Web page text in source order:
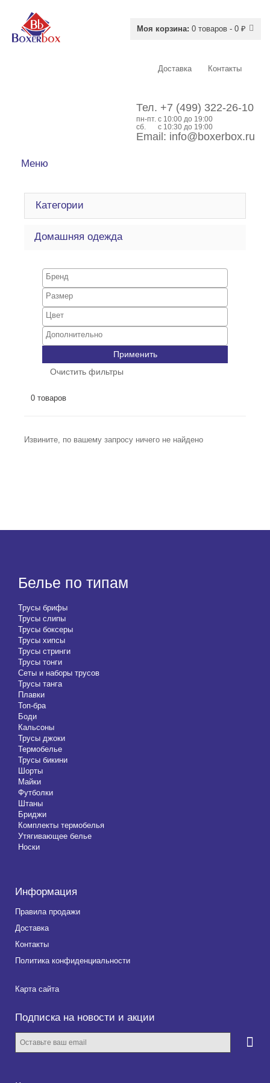
Моя корзина: 0 товаров - 0 ₽
Доставка Контакты
Тел. +7 (499) 322-26-10
пн-пт. c 10:00 до 19:00
сб.
с 10:30 до 19:00
Email: info@boxerbox.ru
Меню
Категории
Домашняя одежда
Применить
Очистить фильтры
0 товаров
Извините, по вашему запросу ничего не найдено
Белье по типам
Трусы брифы
Трусы слипы
Трусы боксеры
Трусы хипсы
Трусы стринги
Трусы тонги
Сеты и наборы трусов
Трусы танга
Плавки
Топ-бра
Боди
Кальсоны
Трусы джоки
Термобелье
Трусы бикини
Шорты
Майки
Футболки
Штаны
Бриджи
Комплекты термобелья
Утягивающее белье
Носки
Информация
Правила продажи
Доставка
Контакты
Политика конфиденциальности
Карта сайта
Подписка на новости и акции